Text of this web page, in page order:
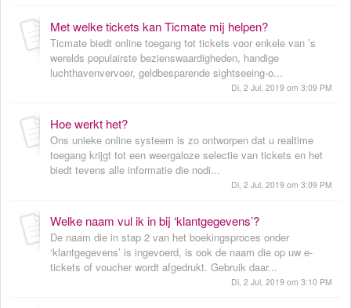
Met welke tickets kan Ticmate mij helpen?
Ticmate biedt online toegang tot tickets voor enkele van ’s
werelds populairste bezienswaardigheden, handige
luchthavenvervoer, geldbesparende sightseeing-o...
Di, 2 Jul, 2019 om 3:09 PM
Hoe werkt het?
Ons unieke online systeem is zo ontworpen dat u realtime
toegang krijgt tot een weergaloze selectie van tickets en het
biedt tevens alle informatie die nodi...
Di, 2 Jul, 2019 om 3:09 PM
Welke naam vul ik in bij ‘klantgegevens’?
De naam die in stap 2 van het boekingsproces onder
‘klantgegevens’ is ingevoerd, is ook de naam die op uw e-
tickets of voucher wordt afgedrukt. Gebruik daar...
Di, 2 Jul, 2019 om 3:10 PM